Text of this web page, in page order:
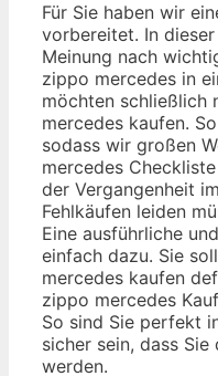
Für Sie haben wir
vorbereitet. In
Meinung nach
zippo mercedes in
möchten schließlich
mercedes kaufen.
sodass wir großen
mercedes
der Vergangenheit
Fehlkäufen leiden
Eine ausführliche
einfach dazu. Sie
mercedes kaufen
zippo mercedes
So sind Sie perfekt
sicher sein, dass
werden.